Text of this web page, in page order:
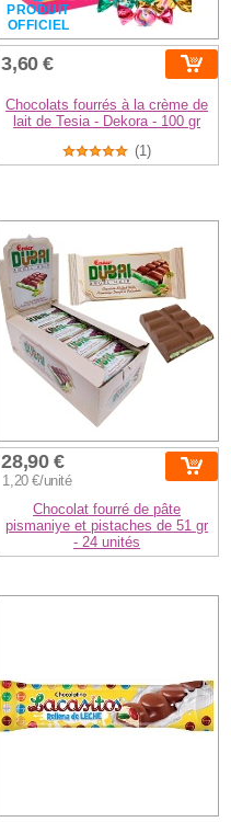
PRODUIT
OFFICIEL
3,60 €
Chocolats fourrés à la crème de
lait de Tesia - Dekora - 100 gr
(1)
28,90 €
1,20 €/unité
Chocolat fourré de pâte
pismaniye et pistaches de 51 gr
- 24 unités